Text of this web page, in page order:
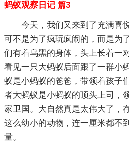
蚂蚁观察日记 篇3
今天，我们又来到了充满喜
可不是为了疯玩疯闹的，而是为
们有着乌黑的身体，头上长着一
看见一只大蚂蚁后面跟了一群小
蚁是小蚂蚁的爸爸，带领着孩子
者大蚂蚁是小蚂蚁的顶头上司，
家卫国。大自然真是太伟大了，
这么幼小的动物，连一厘米都不
量。